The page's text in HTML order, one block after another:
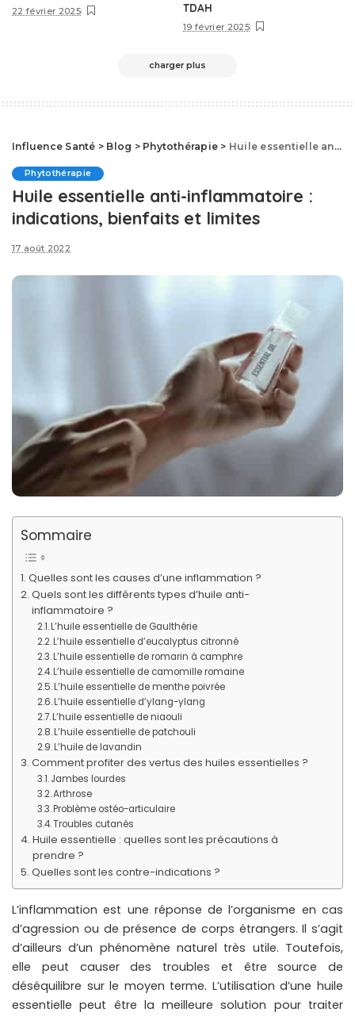
22 février 2025
TDAH
19 février 2025
charger plus
Influence Santé > Blog > Phytothérapie > Huile essentielle anti-inflammatoire : indications, bienfaits et limites
Phytothérapie
Huile essentielle anti-inflammatoire :
indications, bienfaits et limites
17 août 2022
Sommaire
Quelles sont les causes d’une inflammation ?
Quels sont les différents types d’huile anti-
inflammatoire ?
L’huile essentielle de Gaulthérie
L’huile essentielle d’eucalyptus citronné
L’huile essentielle de romarin à camphre
L’huile essentielle de camomille romaine
L’huile essentielle de menthe poivrée
L’huile essentielle d’ylang-ylang
L’huile essentielle de niaouli
L’huile essentielle de patchouli
L’huile de lavandin
Comment profiter des vertus des huiles essentielles ?
Jambes lourdes
Arthrose
Problème ostéo-articulaire
Troubles cutanés
Huile essentielle : quelles sont les précautions à
prendre ?
Quelles sont les contre-indications ?
L’inflammation est une réponse de l’organisme en cas
d’agression ou de présence de corps étrangers. Il s’agit
d’ailleurs d’un phénomène naturel très utile. Toutefois,
elle peut causer des troubles et être source de
déséquilibre sur le moyen terme. L’utilisation d’une huile
essentielle peut être la meilleure solution pour traiter